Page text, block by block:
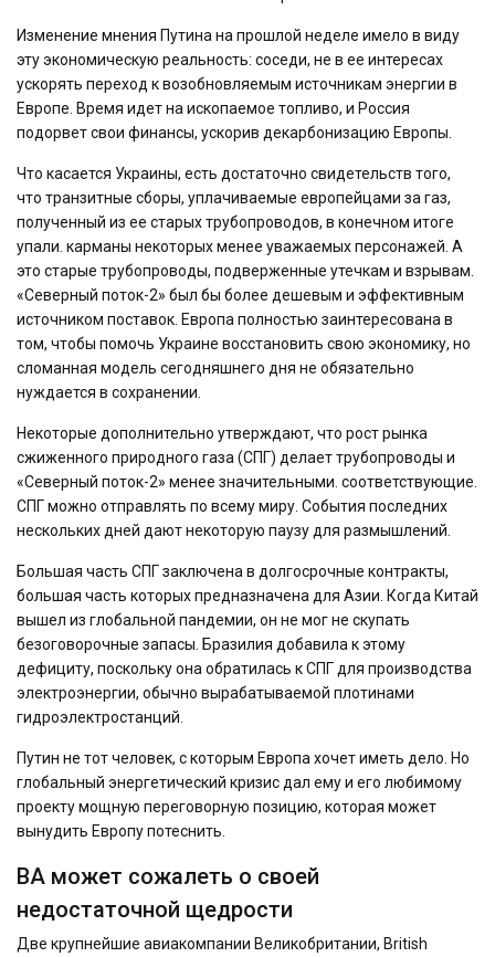
Изменение мнения Путина на прошлой неделе имело в виду
эту экономическую реальность: соседи, не в ее интересах
ускорять переход к возобновляемым источникам энергии в
Европе. Время идет на ископаемое топливо, и Россия
подорвет свои финансы, ускорив декарбонизацию Европы.
Что касается Украины, есть достаточно свидетельств того,
что транзитные сборы, уплачиваемые европейцами за газ,
полученный из ее старых трубопроводов, в конечном итоге
упали. карманы некоторых менее уважаемых персонажей. А
это старые трубопроводы, подверженные утечкам и взрывам.
«Северный поток-2» был бы более дешевым и эффективным
источником поставок. Европа полностью заинтересована в
том, чтобы помочь Украине восстановить свою экономику, но
сломанная модель сегодняшнего дня не обязательно
нуждается в сохранении.
Некоторые дополнительно утверждают, что рост рынка
сжиженного природного газа (СПГ) делает трубопроводы и
«Северный поток-2» менее значительными. соответствующие.
СПГ можно отправлять по всему миру. События последних
нескольких дней дают некоторую паузу для размышлений.
Большая часть СПГ заключена в долгосрочные контракты,
большая часть которых предназначена для Азии. Когда Китай
вышел из глобальной пандемии, он не мог не скупать
безоговорочные запасы. Бразилия добавила к этому
дефициту, поскольку она обратилась к СПГ для производства
электроэнергии, обычно вырабатываемой плотинами
гидроэлектростанций.
Путин не тот человек, с которым Европа хочет иметь дело. Но
глобальный энергетический кризис дал ему и его любимому
проекту мощную переговорную позицию, которая может
вынудить Европу потеснить.
BA может сожалеть о своей
недостаточной щедрости
Две крупнейшие авиакомпании Великобритании, British